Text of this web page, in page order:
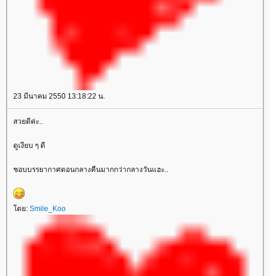
23 มีนาคม 2550 13:18:22 น.
สวยดีค่ะ..
ดูเงียบ ๆ ดี
ชอบบรรยากาศตอนกลางคืนมากกว่ากลางวันแฮะ..
ดย: Smile_Koo